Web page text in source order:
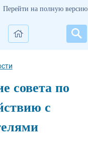
Перейти на полную версию
совета по
с